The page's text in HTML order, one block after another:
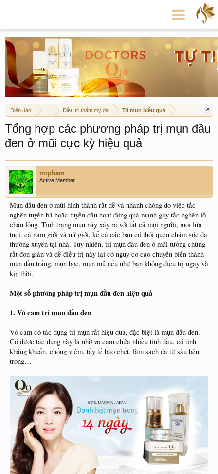
Diễn đàn Điều trị thẩm mỹ da Trị mụn hiệu quả
Tổng hợp các phương pháp trị mụn đầu
đen ở mũi cực kỳ hiệu quả
mrpham
Active Member
Mụn đầu đen ở mũi hình thành rất dễ và nhanh chóng do việc tắc
nghẽn tuyến bã hoặc tuyến dầu hoạt động quá mạnh gây tắc nghẽn lỗ
chân lông. Tình trạng mụn này xảy ra với tất cả mọi người, mọi lứa
tuổi, cả nam giới và nữ giới, kể cả các bạn có thói quen chăm sóc da
thường xuyên tại nhà. Tuy nhiên, trị mụn đàu đen ở mũi tưởng chừng
rất đơn giản và dễ điều trị này lại có nguy cơ cao chuyển biến thành
mụn đầu trắng, mụn bọc, mụn mủ nếu như bạn không điều trị ngay và
kịp thời.
Một số phương pháp trị mụn đầu đen hiệu quả
1. Vỏ cam trị mụn đầu đen
Vỏ cam có tác dụng trị mụn rất hiệu quả, đặc biệt là mụn đầu đen.
Có được tác dụng này là nhờ vỏ cam chứa nhiều tinh dầu, có tính
kháng khuẩn, chống viêm, tẩy tế bào chết, làm sạch da từ sâu bên
trong…